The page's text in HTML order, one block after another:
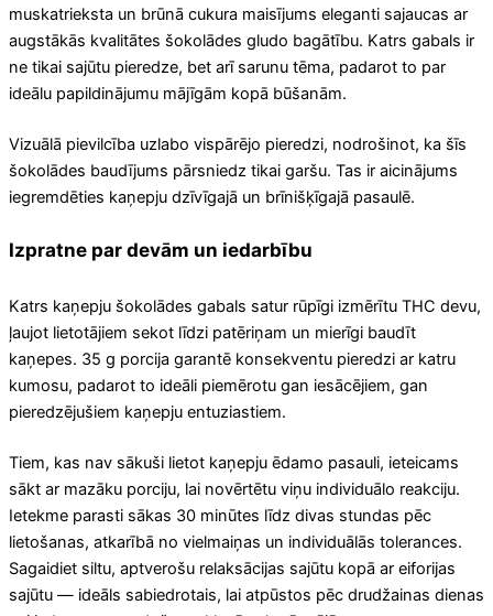
muskatrieksta un brūnā cukura maisījums eleganti sajaucas ar
augstākās kvalitātes šokolādes gludo bagātību. Katrs gabals ir
ne tikai sajūtu pieredze, bet arī sarunu tēma, padarot to par
ideālu papildinājumu mājīgām kopā būšanām.
Vizuālā pievilcība uzlabo vispārējo pieredzi, nodrošinot, ka šīs
šokolādes baudījums pārsniedz tikai garšu. Tas ir aicinājums
iegremdēties kaņepju dzīvīgajā un brīnišķīgajā pasaulē.
Izpratne par devām un iedarbību
Katrs kaņepju šokolādes gabals satur rūpīgi izmērītu THC devu,
ļaujot lietotājiem sekot līdzi patēriņam un mierīgi baudīt
kaņepes. 35 g porcija garantē konsekventu pieredzi ar katru
kumosu, padarot to ideāli piemērotu gan iesācējiem, gan
pieredzējušiem kaņepju entuziastiem.
Tiem, kas nav sākuši lietot kaņepju ēdamo pasauli, ieteicams
sākt ar mazāku porciju, lai novērtētu viņu individuālo reakciju.
Ietekme parasti sākas 30 minūtes līdz divas stundas pēc
lietošanas, atkarībā no vielmaiņas un individuālās tolerances.
Sagaidiet siltu, aptverošu relaksācijas sajūtu kopā ar eiforijas
sajūtu — ideāls sabiedrotais, lai atpūstos pēc drudžainas dienas